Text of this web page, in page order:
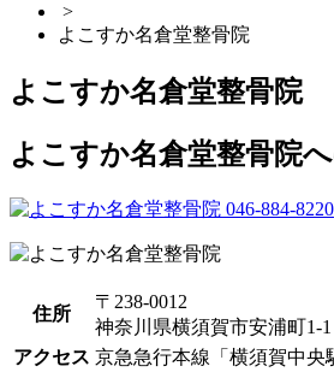
>
よこすか名倉堂整骨院
よこすか名倉堂整骨院
よこすか名倉堂整骨院
住所
〒238-0012
神奈川県横須賀市安浦町1-
アクセス 京急急行本線「横須賀中央